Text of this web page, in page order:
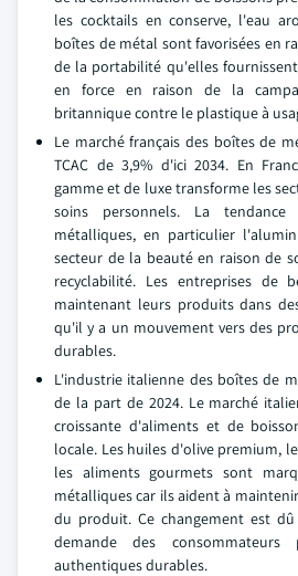
les cocktails en conserve, l'eau
boîtes de métal sont favorisées en
de la portabilité qu'elles
en force en raison de la
britannique contre le plastique à
Le marché français des boîtes de
TCAC de 3,9% d'ici 2034. En
gamme et de luxe transforme les
soins personnels. La
métalliques, en particulier
secteur de la beauté en raison de
recyclabilité. Les entreprises de
maintenant leurs produits dans
qu'il y a un mouvement vers des
durables.
L'industrie italienne des boîtes de
de la part de 2024. Le marché
croissante d'aliments et de
locale. Les huiles d'olive premium,
les aliments gourmets sont
métalliques car ils aident à
du produit. Ce changement est
demande des consommateurs
authentiques durables.